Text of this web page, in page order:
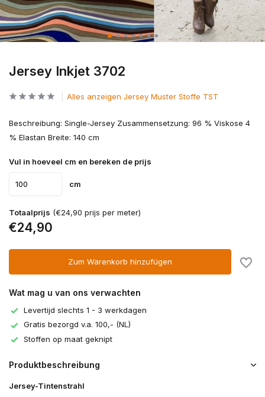
Jersey Inkjet 3702
Alles anzeigen Jersey Muster Stoffe TST
Beschreibung: Single-Jersey Zusammensetzung: 96 % Viskose 4
% Elastan Breite: 140 cm
Vul in hoeveel cm en bereken de prijs
cm
Totaalprijs (€24,90 prijs per meter)
€24,90
Zum Warenkorb hinzufügen
Wat mag u van ons verwachten
Levertijd slechts 1 - 3 werkdagen
Gratis bezorgd v.a. 100,- (NL)
Stoffen op maat geknipt
Produktbeschreibung
Jersey-Tintenstrahl